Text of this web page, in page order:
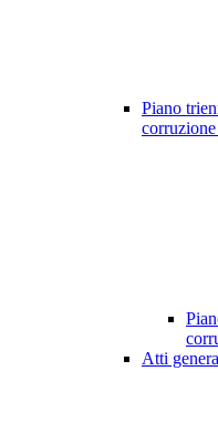
Piano
corruzione
Atti